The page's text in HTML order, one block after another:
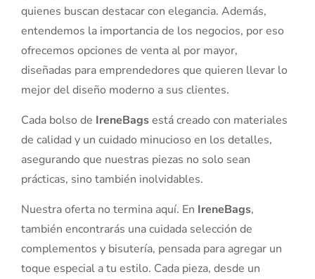
quienes buscan destacar con elegancia. Además,
entendemos la importancia de los negocios, por eso
ofrecemos opciones de venta al por mayor,
diseñadas para emprendedores que quieren llevar lo
mejor del diseño moderno a sus clientes.
Cada bolso de IreneBagsestá creado con materiales
de calidad y un cuidado minucioso en los detalles,
asegurando que nuestras piezas no solo sean
prácticas, sino también inolvidables.
Nuestra oferta no termina aquí. En IreneBags,
también encontrarás una cuidada selección de
complementos y bisutería, pensada para agregar un
toque especial a tu estilo. Cada pieza, desde un